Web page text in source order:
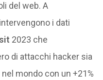
del web. A
i dati
2023 che
di attacchi hacker sia
mondo con un +21%